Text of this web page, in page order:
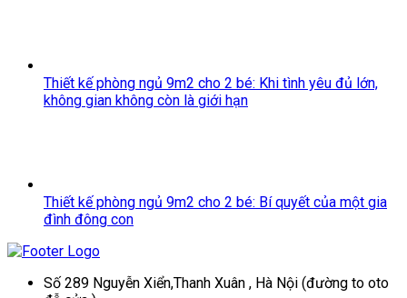
Thiết kế phòng ngủ 9m2 cho 2 bé: Khi tình yêu đủ lớn,
không gian không còn là giới hạn
Thiết kế phòng ngủ 9m2 cho 2 bé: Bí quyết của một gia
đình đông con
Số 289 Nguyễn Xiển,Thanh Xuân , Hà Nội (đường to oto